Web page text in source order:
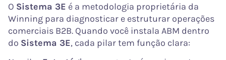
O Sistema 3E é a metodologia proprietária da
Winning para diagnosticar e estruturar operações
comerciais B2B. Quando você instala ABM dentro
do Sistema 3E, cada pilar tem função clara: